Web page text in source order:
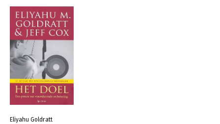
Eliyahu Goldratt